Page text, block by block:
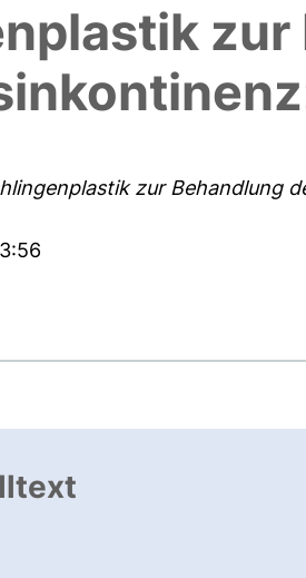
zur Behandlung